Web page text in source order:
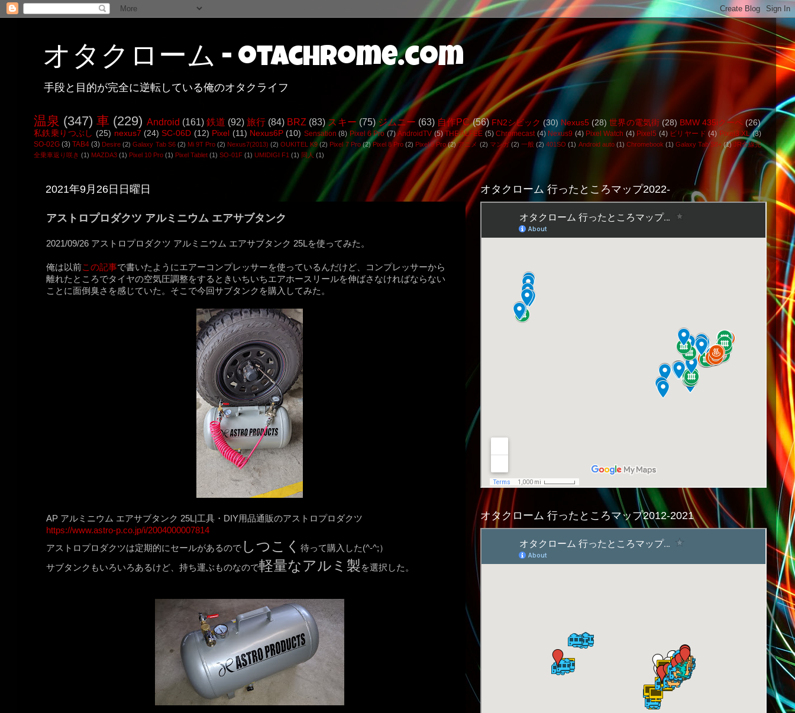
オタクローム - otachrome.com
手段と目的が完全に逆転している俺のオタクライフ
温泉 (347) 車 (229) Android (161) 鉄道 (92) 旅行 (84) BRZ (83) スキー (75) ジムニー (63) 自作PC (56) FN2シビック (30) Nexus5 (28) 世界の電気街 (28) BMW 435iクーペ (26)
私鉄乗りつぶし (25) nexus7 (24) SC-06D (12) Pixel (11) Nexus6P (10) Sensation (8) Pixel 6 Pro (7) AndroidTV (5) THE ALFEE (5) Chromecast (4) Nexus9 (4) Pixel Watch (4) Pixel5 (4) ビリヤード (4) Pixel3 XL (3)
SO-02G (3) TAB4 (3) Desire (2) Galaxy Tab S6 (2) Mi 9T Pro (2) Nexus7(2013) (2) OUKITEL K9 (2) Pixel 7 Pro (2) Pixel 8 Pro (2) Pixel 9 Pro (2) アニメ (2) マンガ (2) 一般 (2) 401SO (1) Android auto (1) Chromebook (1) Galaxy Tab S8+ (1) JR全線完
全乗車返り咲き (1) MAZDA3 (1) Pixel 10 Pro (1) Pixel Tablet (1) SO-01F (1) UMIDIGI F1 (1) 同人 (1)
2021年9月26日日曜日
アストロプロダクツ アルミニウム エアサブタンク
2021/09/26 アストロプロダクツ アルミニウム エアサブタンク 25Lを使ってみた。
俺は以前この記事で書いたようにエアーコンプレッサーを使っているんだけど、コンプレッサーから
離れたところでタイヤの空気圧調整をするときいちいちエアホースリールを伸ばさなければならない
ことに面倒臭さを感じていた。そこで今回サブタンクを購入してみた。
AP アルミニウム エアサブタンク 25L|工具・DIY用品通販のアストロプロダクツ
https://www.astro-p.co.jp/i/2004000007814
アストロプロダクツは定期的にセールがあるので しつこく 待って購入した(^-^;）
サブタンクもいろいろあるけど、持ち運ぶものなので軽量なアルミ製を選択した。
オタクローム 行ったところマップ2022-
オタクローム 行ったところマップ2012-2021